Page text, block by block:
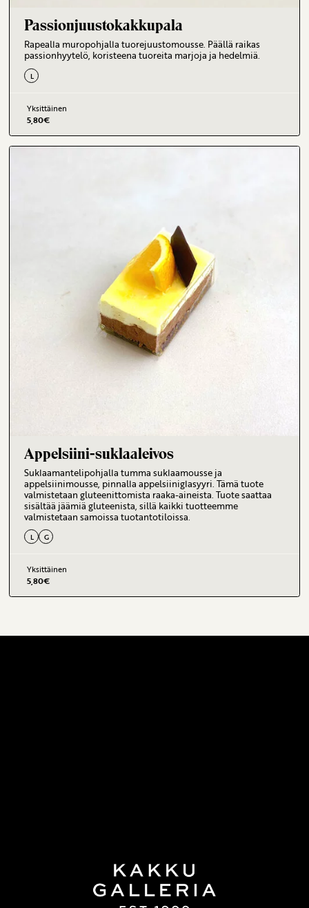
Passionjuustokakkupala
Rapealla muropohjalla tuorejuustomousse. Päällä raikas
passionhyytelö, koristeena tuoreita marjoja ja hedelmiä.
L
Yksittäinen
5,80€
Appelsiini-suklaaleivos
Suklaamantelipohjalla tumma suklaamousse ja
appelsiinimousse, pinnalla appelsiiniglasyyri. Tämä tuote
valmistetaan gluteenittomista raaka-aineista. Tuote saattaa
sisältää jäämiä gluteenista, sillä kaikki tuotteemme
valmistetaan samoissa tuotantotiloissa.
L G
Yksittäinen
5,80€